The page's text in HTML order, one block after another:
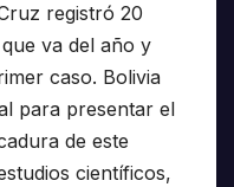
registró 20
va del año y
caso. Bolivia
para presentar el
de este
científicos,